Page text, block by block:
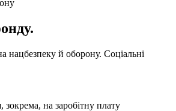
нацбезпеку й оборону. Соціальні
на заробітну плату